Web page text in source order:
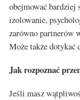
obejmować bardziej
izolowanie,
zarówno partnerów
Może także dotykać
Jak rozpoznać
Jeśli masz